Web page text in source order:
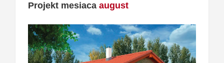
Projekt mesiaca august